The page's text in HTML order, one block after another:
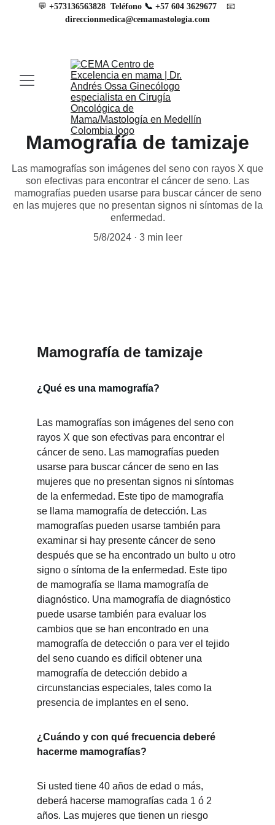
💬 +573136563828 Teléfono 📞 +57 604 3629677 📧
direccionmedica@cemamastologia.com
Mamografía de tamizaje
Las mamografías son imágenes del seno con rayos X que
son efectivas para encontrar el cáncer de seno. Las
mamografías pueden usarse para buscar cáncer de seno
en las mujeres que no presentan signos ni síntomas de la
enfermedad.
5/8/2024
3 min leer
Mamografía de tamizaje
¿Qué es una mamografía?
Las mamografías son imágenes del seno con
rayos X que son efectivas para encontrar el
cáncer de seno. Las mamografías pueden
usarse para buscar cáncer de seno en las
mujeres que no presentan signos ni síntomas
de la enfermedad. Este tipo de mamografía
se llama mamografía de detección. Las
mamografías pueden usarse también para
examinar si hay presente cáncer de seno
después que se ha encontrado un bulto u otro
signo o síntoma de la enfermedad. Este tipo
de mamografía se llama mamografía de
diagnóstico. Una mamografía de diagnóstico
puede usarse también para evaluar los
cambios que se han encontrado en una
mamografía de detección o para ver el tejido
del seno cuando es difícil obtener una
mamografía de detección debido a
circunstancias especiales, tales como la
presencia de implantes en el seno.
¿Cuándo y con qué frecuencia deberé
hacerme mamografías?
Si usted tiene 40 años de edad o más,
deberá hacerse mamografías cada 1 ó 2
años. Las mujeres que tienen un riesgo